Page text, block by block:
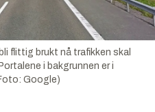
flittig brukt nå trafikken skal
i bakgrunnen er i
Google)